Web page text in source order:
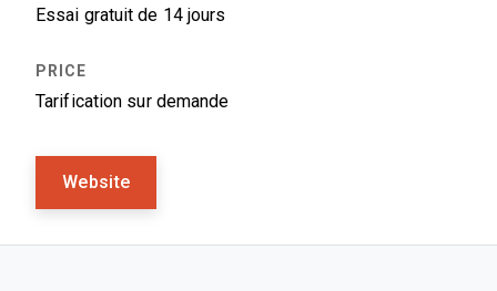
Essai gratuit de 14 jours
Tarification sur demande
Website